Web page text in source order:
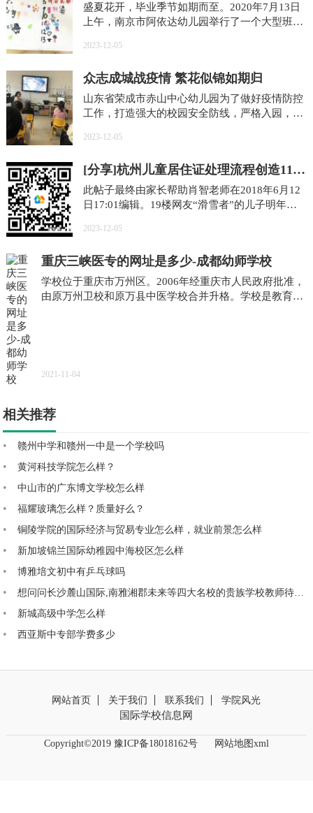
盛夏花开，毕业季节如期而至。2020年7月13日
上午，南京市阿依达幼儿园举行了一个大型班级
是孩子们人生的第一次毕业，意义重大。仪式的
2023-12-05
众志成城战疫情 繁花似锦如期归
山东省荣成市赤山中心幼儿园为了做好疫情防控
工作，打造强大的校园安全防线，严格入园，结
这段不平凡的经历，把它变成了一次有价值的教
2023-12-05
[分享]杭州儿童居住证处理流程创造11个
家庭情境超越一切
此帖子最终由家长帮助肖智老师在2018年6月12
日17:01编辑。19楼网友“滑雪者”的儿子明年将
个人分享，希望对每个人都有帮助。滑雪者
2023-12-05
重庆三峡医专的网址是多少-成都幼师学校
学校位于重庆市万州区。2006年经重庆市人民政府批准，
由原万州卫校和原万县中医学校合并升格。学校是教育
2021-11-04
相关推荐
赣州中学和赣州一中是一个学校吗
黄河科技学院怎么样？
中山市的广东博文学校怎么样
福耀玻璃怎么样？质量好么？
铜陵学院的国际经济与贸易专业怎么样，就业前景怎么样
新加坡锦兰国际幼稚园中海校区怎么样
博雅培文初中有乒乓球吗
想问问长沙麓山国际,南雅湘郡未来等四大名校的贵族学校教师待遇如何
新城高级中学怎么样
西亚斯中专部学费多少
网站首页 关于我们 联系我们 学院风光
国际学校信息网
Copyright©2019 豫ICP备18018162号 网站地图xml